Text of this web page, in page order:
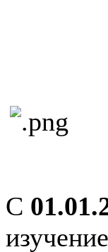
С